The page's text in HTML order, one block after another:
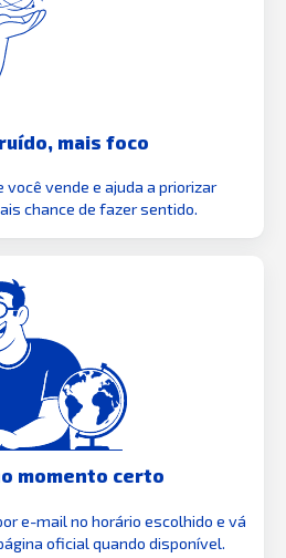
mais foco
você vende e ajuda a priorizar
chance de fazer sentido.
momento certo
e-mail no horário escolhido e vá
oficial quando disponível.